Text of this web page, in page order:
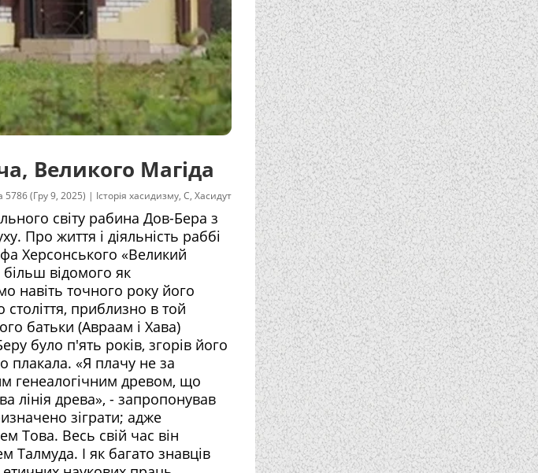
Великого Магіда
5786 (Гру 9, 2025) | Історія хасидизму, С, Хасидут
світу рабина Дов-Бера з
Про життя і діяльність раббі
Херсонського «Великий
відомого як
навіть точного року його
приблизно в той
батьки (Авраам і Хава)
було п'ять років, згорів його
плакала. «Я плачу не за
генеалогічним древом, що
лінія древа», - запропонував
зіграти; адже
Това. Весь свій час він
Талмуда. І як багато знавців